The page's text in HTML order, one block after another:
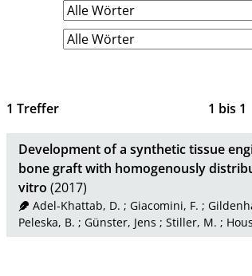
1 Treffer 1 bis 1
Development of a synthetic tissue
bone graft with homogenously
vitro (2017)
Adel-Khattab, D. ; Giacomini, F. ;
Peleska, B. ; Günster, Jens ; Stiller, M. ;